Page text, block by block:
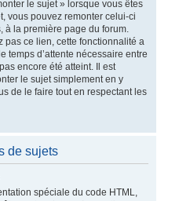
le sujet » lorsque vous êtes
vous pouvez remonter celui-ci
à la première page du forum.
pas ce lien, cette fonctionnalité a
temps d’attente nécessaire entre
encore été atteint. Il est
le sujet simplement en y
de le faire tout en respectant les
de sujets
spéciale du code HTML,